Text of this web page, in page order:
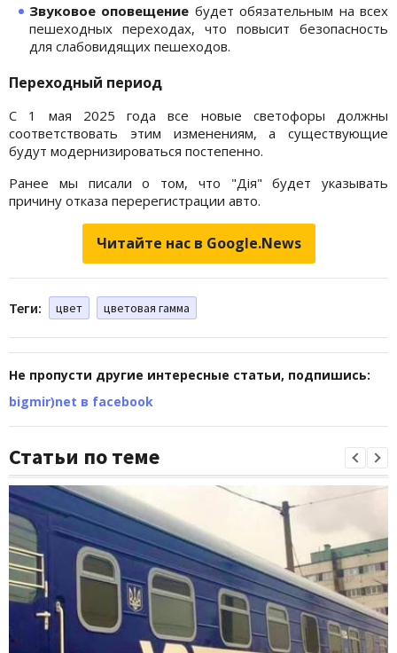
Звуковое оповещение будет обязательным на всех
пешеходных переходах, что повысит безопасность
для слабовидящих пешеходов.
Переходный период
С 1 мая 2025 года все новые светофоры должны
соответствовать этим изменениям, а существующие
будут модернизироваться постепенно.
Ранее мы писали о том, что "Дія" будет указывать
причину отказа перерегистрации авто.
Читайте нас в Google.News
Теги: цвет цветовая гамма
Не пропусти другие интересные статьи, подпишись:
bigmir)net в facebook
Статьи по теме